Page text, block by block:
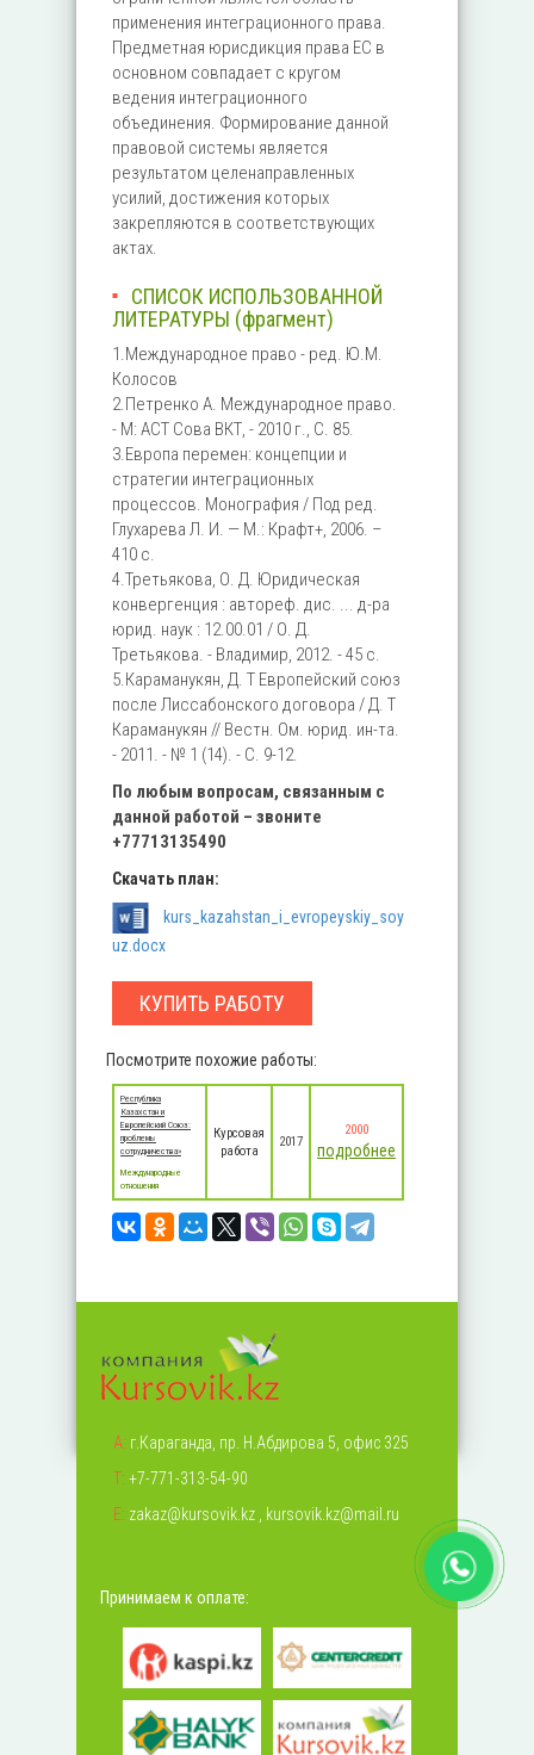
применения интеграционного права.
Предметная юрисдикция права ЕС в
основном совпадает с кругом
ведения интеграционного
объединения. Формирование данной
правовой системы является
результатом целенаправленных
усилий, достижения которых
закрепляются в соответствующих
актах.
СПИСОК ИСПОЛЬЗОВАННОЙ
ЛИТЕРАТУРЫ (фрагмент)
1.Международное право - ред. Ю.М.
Колосов
2.Петренко А. Международное право.
- М: АСТ Сова ВКТ, - 2010 г., С. 85.
3.Европа перемен: концепции и
стратегии интеграционных
процессов. Монография / Под ред.
Глухарева Л. И. — М.: Крафт+, 2006. –
410 с.
4.Третьякова, О. Д. Юридическая
конвергенция : автореф. дис. ... д-ра
юрид. наук : 12.00.01 / О. Д.
Третьякова. - Владимир, 2012. - 45 с.
5.Караманукян, Д. Т Европейский союз
после Лиссабонского договора / Д. Т
Караманукян // Вестн. Ом. юрид. ин-та.
- 2011. - № 1 (14). - С. 9-12.
По любым вопросам, связанным с
данной работой – звоните
+77713135490
Скачать план:
kurs_kazahstan_i_evropeyskiy_soy
uz.docx
КУПИТЬ РАБОТУ
Посмотрите похожие работы:
Республика
Казахстан и
Европейский Союз:
проблемы
сотрудничества»
Международные
отношения
Курсовая
работа
2017
2000
подробнее
А: г.Караганда, пр. Н.Абдирова 5, офис 325
Т: +7-771-313-54-90
Е: zakaz@kursovik.kz , kursovik.kz@mail.ru
Принимаем к оплате: